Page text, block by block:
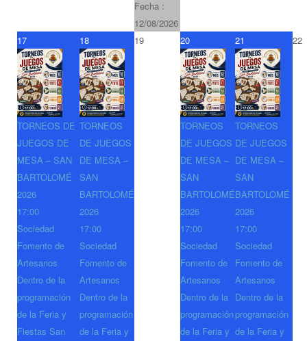
Fecha :
12/08/2026
17
TORNEOS DE
JUEGOS DE
MESA – SAN
BARTOLOMÉ
2026
17:00
Sociedad
Fomento de
Artesanos
Dentro de la
programación
de la Feria y
Fiestas San
18
TORNEOS
DE JUEGOS
DE MESA –
SAN
BARTOLOMÉ
2026
17:00
Sociedad
Fomento de
Artesanos
Dentro de la
programación
de la Feria y
19 20
TORNEOS
DE JUEGOS
DE MESA –
SAN
BARTOLOMÉ
2026
17:00
Sociedad
Fomento de
Artesanos
Dentro de la
programación
de la Feria y
21
TORNEOS
DE JUEGOS
DE MESA –
SAN
BARTOLOMÉ
2026
17:00
Sociedad
Fomento de
Artesanos
Dentro de la
programación
de la Feria y
22